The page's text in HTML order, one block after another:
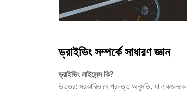
ড্রাইভিং সম্পর্কে সাধারণ জ্ঞান
ড্রাইভিং লাইসেন্স কি?
উত্তর: সরকারিভাবে প্রদত্ত অনুমতি, যা একজনকে